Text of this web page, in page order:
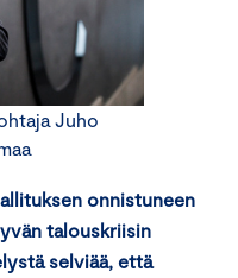
Juho
onnistuneen
talouskriisin
selviää, että